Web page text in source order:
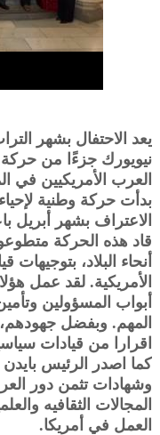
يعد الاحتفال بشهر
نيويورك جزءًا من
بدأت حركة وطنية
الاعتراف بشهر أبريل
قاد هذه الحركة
أنحاء البلاد،
الأمريكية. لقد عمل
أبواب المسؤولين
اقرارا من قيادات
وشهادات تثمن دور
المجالات الثقافيه
العمل في أمريكا.